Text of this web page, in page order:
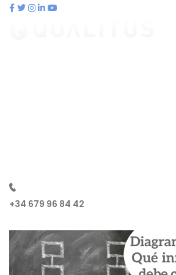
+34 679 96 84 42